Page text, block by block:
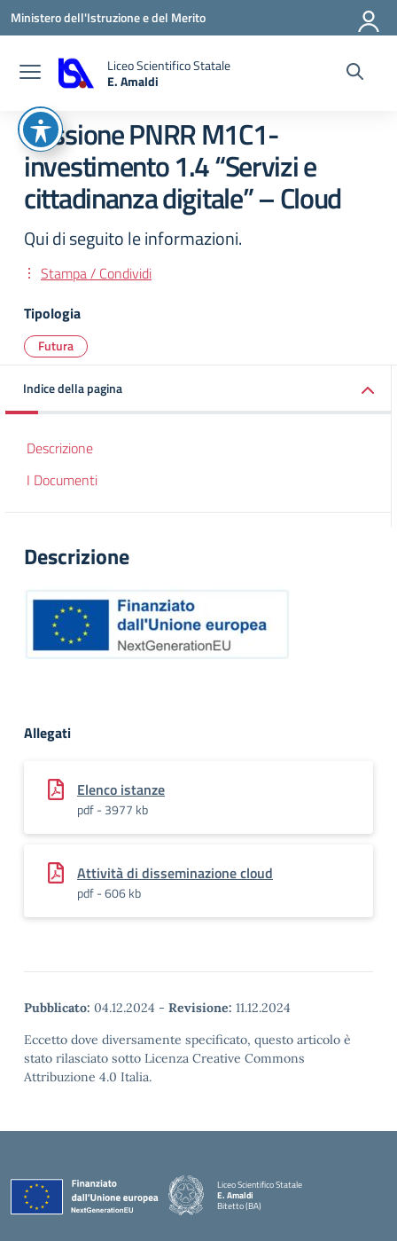
Vai ai contenuti
Vai al menu di navigazione
Vai al footer
Ministero dell'Istruzione e del Merito
Liceo Scientifico Statale
E. Amaldi
Missione PNRR M1C1-
investimento 1.4 “Servizi e
cittadinanza digitale” – Cloud
Qui di seguito le informazioni.
Stampa / Condividi
Tipologia
Futura
Indice della pagina
Descrizione
I Documenti
Descrizione
Allegati
Elenco istanze
pdf - 3977 kb
Attività di disseminazione cloud
pdf - 606 kb
Pubblicato: 04.12.2024 - Revisione: 11.12.2024
Eccetto dove diversamente specificato, questo articolo è
stato rilasciato sotto Licenza Creative Commons
Attribuzione 4.0 Italia.
Liceo Scientifico Statale
E. Amaldi
Bitetto (BA)